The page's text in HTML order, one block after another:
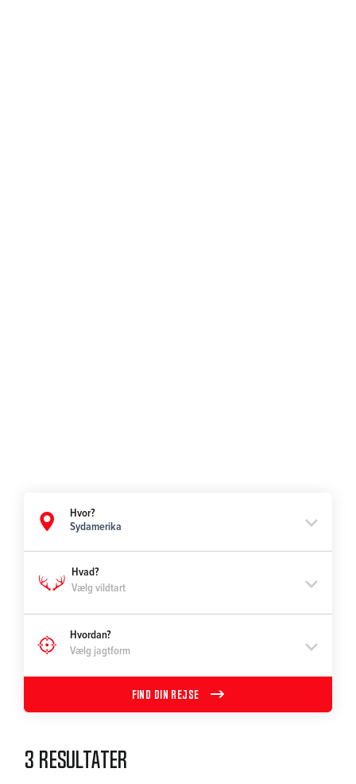
Sydamerika
Vælg vildtart
Vælg jagtform
FIND DIN REJSE
3 resultater